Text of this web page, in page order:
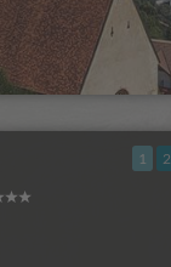
1 2